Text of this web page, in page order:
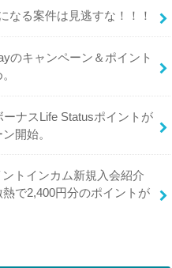
なる案件は見逃すな！！！
のキャンペーン＆ポイント
ーナスLife Statusポイントが
開始。
ントインカム新規入会紹介
で2,400円分のポイントが